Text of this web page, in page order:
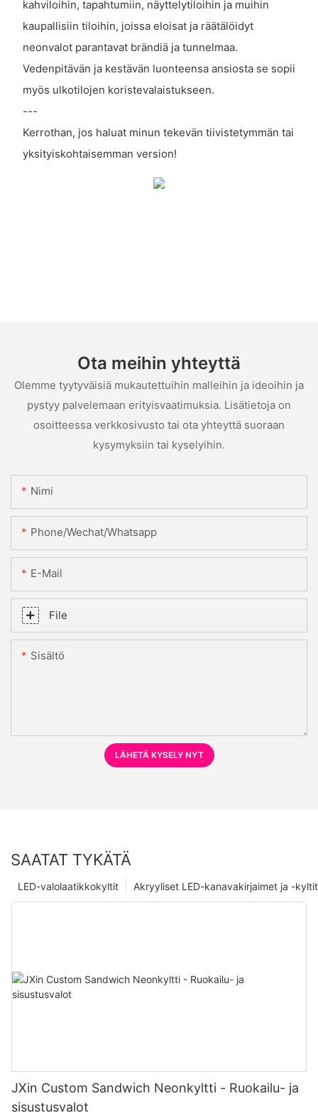
kahviloihin, tapahtumiin, näyttelytiloihin ja muihin
kaupallisiin tiloihin, joissa eloisat ja räätälöidyt
neonvalot parantavat brändiä ja tunnelmaa.
Vedenpitävän ja kestävän luonteensa ansiosta se sopii
myös ulkotilojen koristevalaistukseen.
---
Kerrothan, jos haluat minun tekevän tiivistetymmän tai
yksityiskohtaisemman version!
Ota meihin yhteyttä
Olemme tyytyväisiä mukautettuihin malleihin ja ideoihin ja
pystyy palvelemaan erityisvaatimuksia. Lisätietoja on
osoitteessa verkkosivusto tai ota yhteyttä suoraan
kysymyksiin tai kyselyihin.
Nimi
Phone/Wechat/Whatsapp
E-Mail
File
Sisältö
LÄHETÄ KYSELY NYT
SAATAT TYKÄTÄ
Akryyliset LED-kanavakirjaimet ja -kyltit
LED-valolaatikkokyltit
JXin Custom Sandwich Neonkyltti - Ruokailu- ja
sisustusvalot